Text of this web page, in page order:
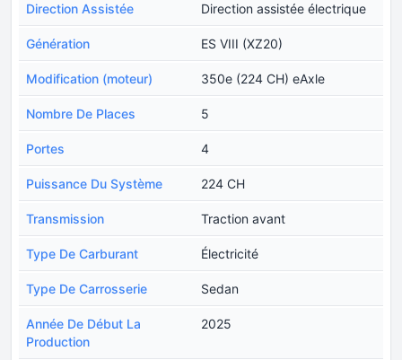
Direction Assistée Direction assistée électrique
Génération ES VIII (XZ20)
Modification (moteur) 350e (224 CH) eAxle
Nombre De Places 5
Portes 4
Puissance Du Système 224 CH
Transmission Traction avant
Type De Carburant Électricité
Type De Carrosserie Sedan
Année De Début La
Production
2025